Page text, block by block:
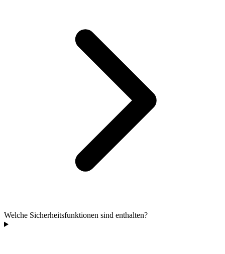
Welche Sicherheitsfunktionen sind enthalten?